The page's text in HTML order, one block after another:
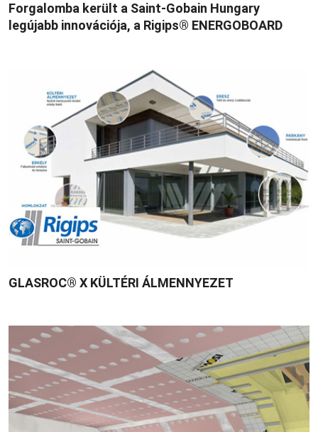
Forgalomba került a Saint-Gobain Hungary
legújabb innovációja, a Rigips® ENERGOBOARD
GLASROC® X KÜLTÉRI ÁLMENNYEZET